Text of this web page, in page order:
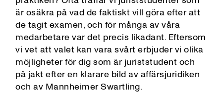
är osäkra på vad de faktiskt vill göra efter att
de tagit examen, och för många av våra
medarbetare var det precis likadant. Eftersom
vi vet att valet kan vara svårt erbjuder vi olika
möjligheter för dig som är juriststudent och
på jakt efter en klarare bild av affärsjuridiken
och av Mannheimer Swartling.
Svenska juridiska mästerskapen
Global Comparative Law Scholarship
Avstamp för Juridiska Studier
APU i Malmö
Praktik i Göteborg